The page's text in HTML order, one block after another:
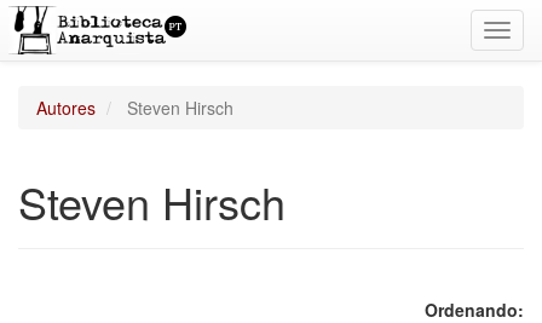
Autores Steven Hirsch
Steven Hirsch
Ordenando: